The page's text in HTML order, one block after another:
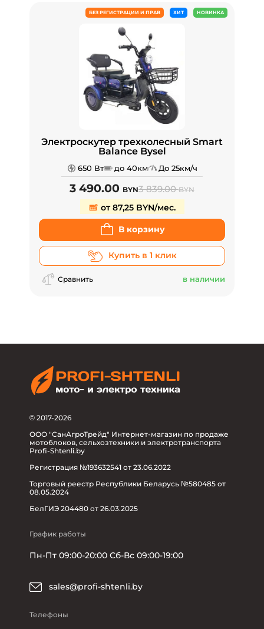
БЕЗ РЕГИСТРАЦИИ И ПРАВ ХИТ НОВИНКА
Электроскутер трехколесный Smart
Balance Bysel
650 Вт до 40км До 25км/ч
3 490.00 BYN3 839.00BYN
от 87,25 BYN/мес.
В корзину
Купить в 1 клик
Сравнить в наличии
© 2017-2026
ООО "СанАгроТрейд" Интернет-магазин по продаже
мотоблоков, сельхозтехники и электротранспорта
Profi-Shtenli.by
Регистрация №193632541 от 23.06.2022
Торговый реестр Республики Беларусь №580485 от
08.05.2024
БелГИЭ 204480 от 26.03.2025
График работы
Пн-Пт 09:00-20:00 Сб-Вс 09:00-19:00
sales@profi-shtenli.by
Телефоны